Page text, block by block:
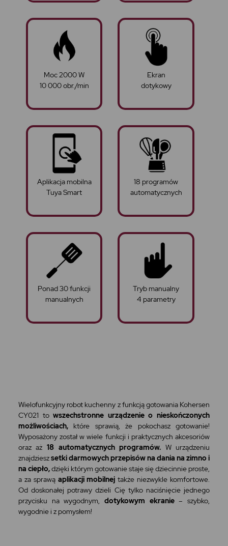
Moc 2000 W
10 000 obr./min
Ekran
dotykowy
Aplikacja mobilna
Tuya Smart
18 programów
automatycznych
Ponad 30 funkcji
manualnych
Tryb manualny
4 parametry
Wielofunkcyjny robot kuchenny z funkcją gotowania Kohersen
CY021 towszechstronne urządzenie o nieskończonych
możliwościach,które sprawią, że pokochasz gotowanie!
Wyposażony został w wiele funkcji i praktycznych akcesoriów
oraz aż 18 automatycznych programów. W urządzeniu
znajdzieszsetki darmowych przepisów na dania na zimno i
na ciepło,dzięki którym gotowanie staje się dziecinnie proste,
a za sprawą aplikacji mobilnej także niezwykle komfortowe.
Od doskonałej potrawy dzieli Cię tylko naciśnięcie jednego
przycisku na wygodnym, dotykowym ekranie– szybko,
wygodnie i z pomysłem!